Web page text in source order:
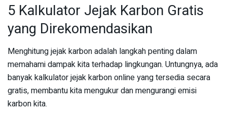
5 Kalkulator Jejak Karbon Gratis
yang Direkomendasikan
Menghitung jejak karbon adalah langkah penting dalam
memahami dampak kita terhadap lingkungan. Untungnya, ada
banyak kalkulator jejak karbon online yang tersedia secara
gratis, membantu kita mengukur dan mengurangi emisi
karbon kita.